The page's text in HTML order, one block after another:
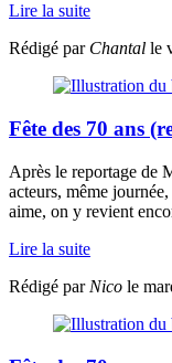
Lire la suite
Rédigé par Chantal le
Fête des 70 ans
Après le reportage de
acteurs, même
aime, on y revient
Lire la suite
Rédigé par Nico le